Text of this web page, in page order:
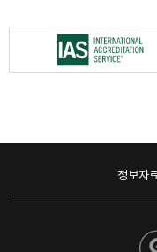
정보자